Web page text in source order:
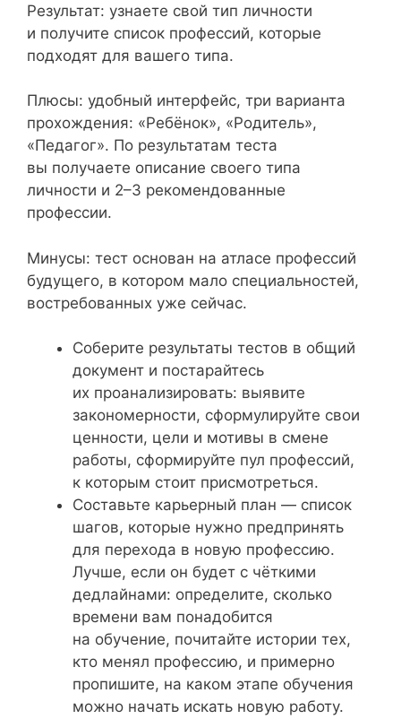
Результат: узнаете свой тип личности
и получите список профессий, которые
подходят для вашего типа.
Плюсы: удобный интерфейс, три варианта
прохождения: «Ребёнок», «Родитель»,
«Педагог». По результатам теста
вы получаете описание своего типа
личности и 2–3 рекомендованные
профессии.
Минусы: тест основан на атласе профессий
будущего, в котором мало специальностей,
востребованных уже сейчас.
Соберите результаты тестов в общий
документ и постарайтесь
их проанализировать: выявите
закономерности, сформулируйте свои
ценности, цели и мотивы в смене
работы, сформируйте пул профессий,
к которым стоит присмотреться.
Составьте карьерный план — список
шагов, которые нужно предпринять
для перехода в новую профессию.
Лучше, если он будет с чёткими
дедлайнами: определите, сколько
времени вам понадобится
на обучение, почитайте истории тех,
кто менял профессию, и примерно
пропишите, на каком этапе обучения
можно начать искать новую работу.